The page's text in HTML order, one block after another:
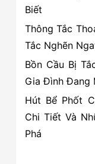
Biết
Thông Tắc
Tắc Nghẽn
Bồn Cầu Bị
Gia Đình Đang
Hút Bể Phốt
Chi Tiết Và
Phá